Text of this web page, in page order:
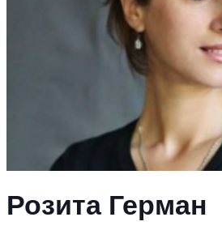
Розита Герман